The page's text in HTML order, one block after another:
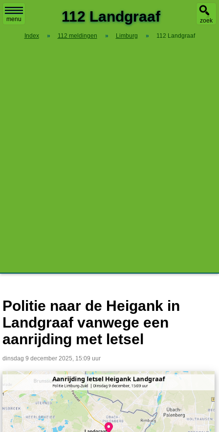
menu zoek
112 Landgraaf
Index » 112 meldingen » Limburg » 112 Landgraaf
Politie naar de Heigank in
Landgraaf vanwege een
aanrijding met letsel
dinsdag 9 december 2025, 15:09 uur